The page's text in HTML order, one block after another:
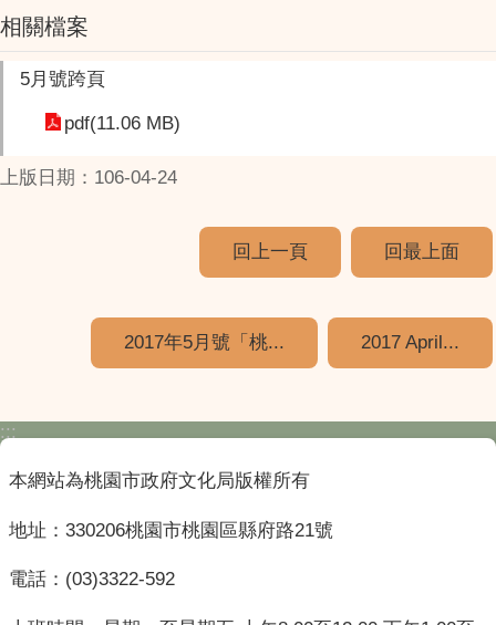
相關檔案
5月號跨頁
pdf(11.06 MB)
上版日期：106-04-24
回上一頁 回最上面
2017年5月號「桃... 2017 April...
:::
本網站為桃園市政府文化局版權所有
地址：330206桃園市桃園區縣府路21號
電話：(03)3322-592